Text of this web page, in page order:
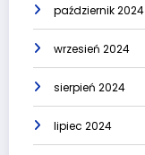
październik 2024
wrzesień 2024
sierpień 2024
lipiec 2024